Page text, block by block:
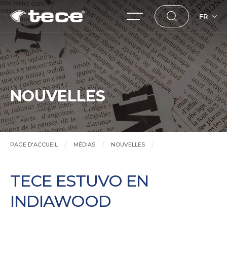
FR
NOUVELLES
PAGE D'ACCUEIL MÉDIAS NOUVELLES
TECE ESTUVO EN
INDIAWOOD